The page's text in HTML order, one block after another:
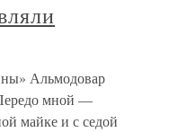
Альмодовар
мной —
майке и с седой